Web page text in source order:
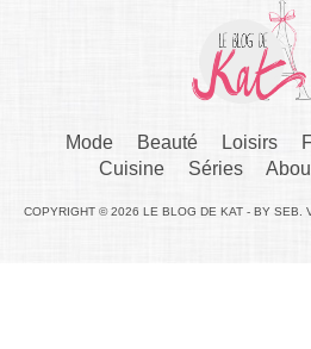
Mode Beauté Loisirs
Cuisine
Séries
COPYRIGHT © 2026 LE BLOG DE KAT - BY SEB.